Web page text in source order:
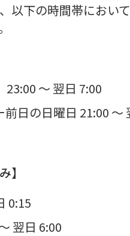
以下の時間帯におい
～ 翌日 7:00
日の日曜日 21:00 ～
】
0:15
翌日 6:00